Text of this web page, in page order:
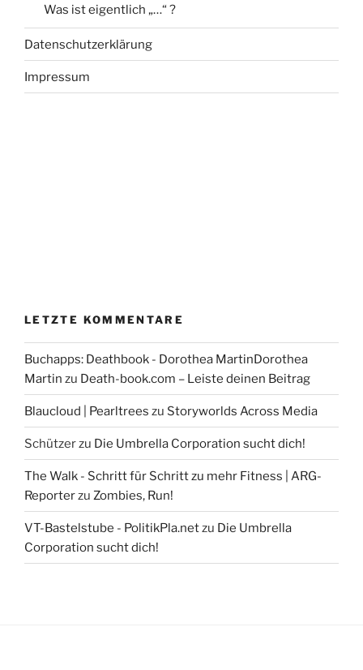
Was ist eigentlich „…“ ?
Datenschutzerklärung
Impressum
LETZTE KOMMENTARE
Buchapps: Deathbook - Dorothea MartinDorothea
Martin zu Death-book.com – Leiste deinen Beitrag
Blaucloud | Pearltrees zu Storyworlds Across Media
Schützerzu Die Umbrella Corporation sucht dich!
The Walk - Schritt für Schritt zu mehr Fitness | ARG-
Reporterzu Zombies, Run!
VT-Bastelstube - PolitikPla.netzu Die Umbrella
Corporation sucht dich!